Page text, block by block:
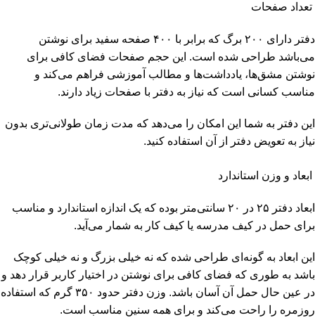
تعداد صفحات
دفتر دارای ۲۰۰ برگ که برابر با ۴۰۰ صفحه سفید برای نوشتن
می‌باشد طراحی شده است. این حجم صفحات فضای کافی برای
نوشتن مشق‌ها، یادداشت‌ها و مطالب آموزشی فراهم می‌کند و
مناسب کسانی است که نیاز به دفتر با صفحات زیاد دارند.
این دفتر به شما این امکان را می‌دهد که مدت زمان طولانی‌تری بدون
نیاز به تعویض دفتر از آن استفاده کنید.
ابعاد و وزن استاندارد
ابعاد دفتر ۲۵ در ۲۰ سانتی‌متر بوده که یک اندازه استاندارد و مناسب
برای حمل در کیف مدرسه یا کیف کار به شمار می‌آید.
این ابعاد به گونه‌ای طراحی شده که نه خیلی بزرگ و نه خیلی کوچک
باشد به طوری که فضای کافی برای نوشتن در اختیار کاربر قرار دهد و
در عین حال حمل آن آسان باشد. وزن دفتر حدود ۳۵۰ گرم که استفاده
روزمره را راحت می‌کند و برای همه سنین مناسب است.